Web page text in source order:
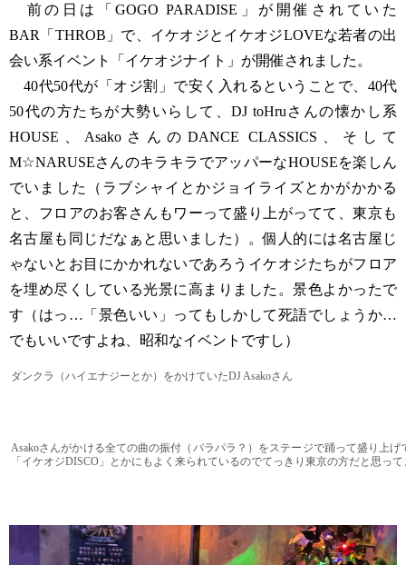
前の日は「GOGO PARADISE」が開催されていた
BAR「THROB」で、イケオジとイケオジLOVEな若者の出
会い系イベント「イケオジナイト」が開催されました。
40代50代が「オジ割」で安く入れるということで、40代
50代の方たちが大勢いらして、DJ toHruさんの懐かし系
HOUSE、AsakoさんのDANCE CLASSICS、そして
M☆NARUSEさんのキラキラでアッパーなHOUSEを楽しん
でいました（ラブシャイとかジョイライズとかがかかる
と、フロアのお客さんもワーって盛り上がってて、東京も
名古屋も同じだなぁと思いました）。個人的には名古屋じ
ゃないとお目にかかれないであろうイケオジたちがフロア
を埋め尽くしている光景に高まりました。景色よかったで
す（はっ…「景色いい」ってもしかして死語でしょうか…
でもいいですよね、昭和なイベントですし）
ダンクラ（ハイエナジーとか）をかけていたDJ Asakoさん
Asakoさんがかける全ての曲の振付（パラパラ？）をステージで踊って盛り上
「イケオジDISCO」とかにもよく来られているのでてっきり東京の方だと思っ